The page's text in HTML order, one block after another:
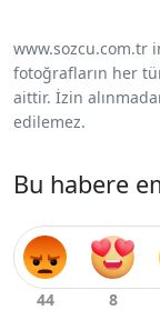
www.sozcu.com.tr
fotoğrafların her
aittir. İzin
edilemez.
Bu habere